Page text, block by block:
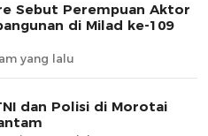
Sebut Perempuan Aktor
di Milad ke-109
yang lalu
dan Polisi di Morotai